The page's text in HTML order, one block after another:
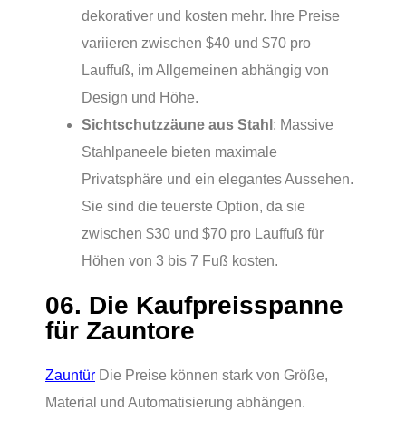
dekorativer und kosten mehr. Ihre Preise
variieren zwischen $40 und $70 pro
Lauffuß, im Allgemeinen abhängig von
Design und Höhe.
Sichtschutzzäune aus Stahl : Massive
Stahlpaneele bieten maximale
Privatsphäre und ein elegantes Aussehen.
Sie sind die teuerste Option, da sie
zwischen $30 und $70 pro Lauffuß für
Höhen von 3 bis 7 Fuß kosten.
06. Die Kaufpreisspanne
für Zauntore
Zauntür Die Preise können stark von Größe,
Material und Automatisierung abhängen.